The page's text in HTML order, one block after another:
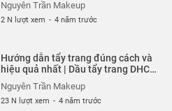
Nguyên Trần Makeup
2 N lượt xem - 4 năm trước
Hướng dẫn tẩy trang đúng cách và
hiệu quả nhất | Dầu tẩy trang DHC |
Nguyên Trần Makeup
Nguyên Trần Makeup
23 N lượt xem - 4 năm trước